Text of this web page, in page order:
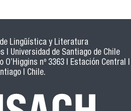
Lingüística y Literatura
| Universidad de Santiago de Chile
nº 3363 | Estación Central |
| Chile.